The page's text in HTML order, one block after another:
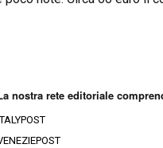
nostra rete editoriale